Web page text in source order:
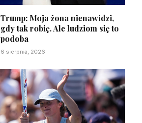
Trump: Moja żona nienawidzi,
gdy tak robię. Ale ludziom się to
podoba
6 sierpnia, 2026